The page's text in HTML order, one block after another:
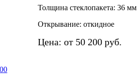
Толщина стеклопакета: 36 мм
Открывание: откидное
Цена: от 50 200 руб.